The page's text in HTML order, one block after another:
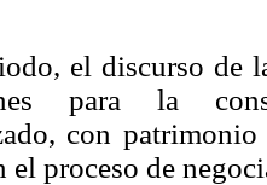
el discurso de
para la
con
el proceso de